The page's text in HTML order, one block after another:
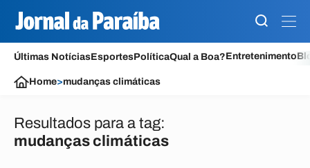
Últimas NotíciasEsportesPolíticaQual a Boa?Entretenimento
Home>mudanças climáticas
Resultados para a tag:
mudanças climáticas